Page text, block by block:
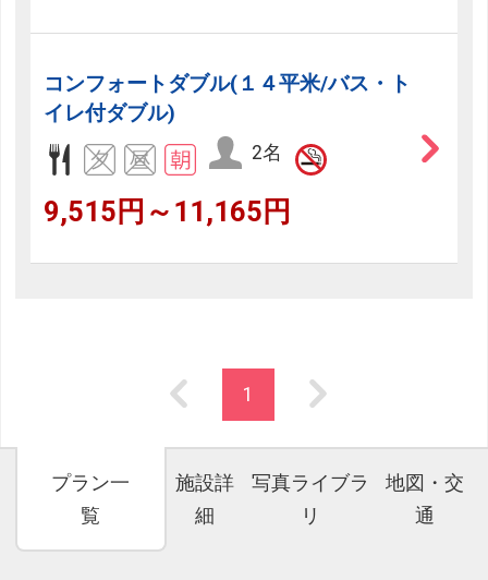
コンフォートダブル(１４平米/バス・ト
イレ付ダブル)
2名
9,515円～11,165円
1
プラン一
覧
施設詳
細
写真ライブラ
リ
地図・交
通